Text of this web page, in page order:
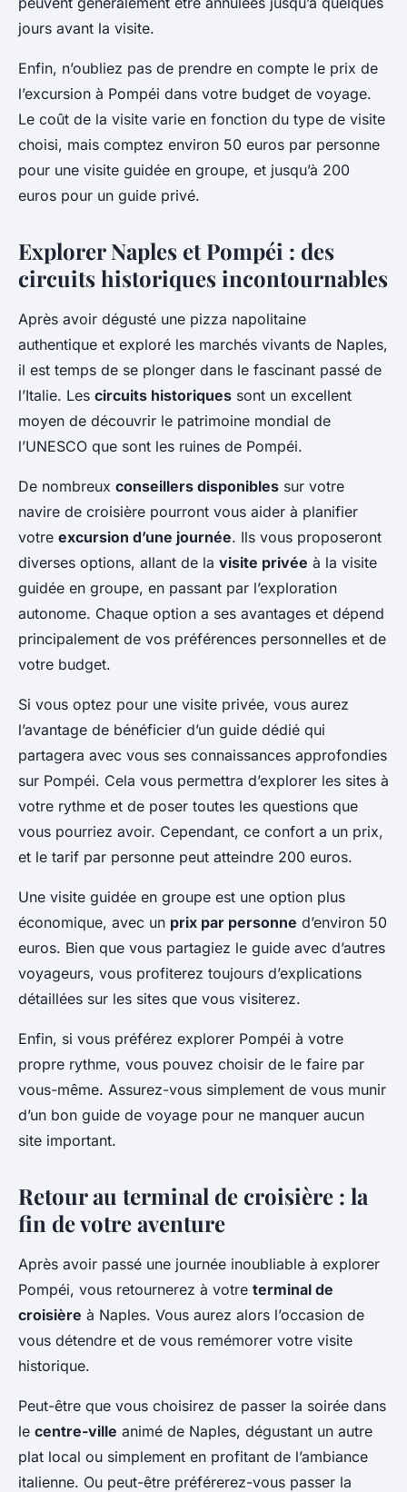
jours avant la visite.
Enfin, n’oubliez pas de prendre en compte le prix de
l’excursion à Pompéi dans votre budget de voyage.
Le coût de la visite varie en fonction du type de visite
choisi, mais comptez environ 50 euros par personne
pour une visite guidée en groupe, et jusqu’à 200
euros pour un guide privé.
Explorer Naples et Pompéi : des
circuits historiques incontournables
Après avoir dégusté une pizza napolitaine
authentique et exploré les marchés vivants de Naples,
il est temps de se plonger dans le fascinant passé de
l’Italie. Les circuits historiques sont un excellent
moyen de découvrir le patrimoine mondial de
l’UNESCO que sont les ruines de Pompéi.
De nombreux conseillers disponibles sur votre
navire de croisière pourront vous aider à planifier
votre excursion d’une journée. Ils vous proposeront
diverses options, allant de la visite privée à la visite
guidée en groupe, en passant par l’exploration
autonome. Chaque option a ses avantages et dépend
principalement de vos préférences personnelles et de
votre budget.
Si vous optez pour une visite privée, vous aurez
l’avantage de bénéficier d’un guide dédié qui
partagera avec vous ses connaissances approfondies
sur Pompéi. Cela vous permettra d’explorer les sites à
votre rythme et de poser toutes les questions que
vous pourriez avoir. Cependant, ce confort a un prix,
et le tarif par personne peut atteindre 200 euros.
Une visite guidée en groupe est une option plus
économique, avec un prix par personne d’environ 50
euros. Bien que vous partagiez le guide avec d’autres
voyageurs, vous profiterez toujours d’explications
détaillées sur les sites que vous visiterez.
Enfin, si vous préférez explorer Pompéi à votre
propre rythme, vous pouvez choisir de le faire par
vous-même. Assurez-vous simplement de vous munir
d’un bon guide de voyage pour ne manquer aucun
site important.
Retour au terminal de croisière : la
fin de votre aventure
Après avoir passé une journée inoubliable à explorer
Pompéi, vous retournerez à votre terminal de
croisière à Naples. Vous aurez alors l’occasion de
vous détendre et de vous remémorer votre visite
historique.
Peut-être que vous choisirez de passer la soirée dans
le centre-ville animé de Naples, dégustant un autre
plat local ou simplement en profitant de l’ambiance
italienne. Ou peut-être préférerez-vous passer la